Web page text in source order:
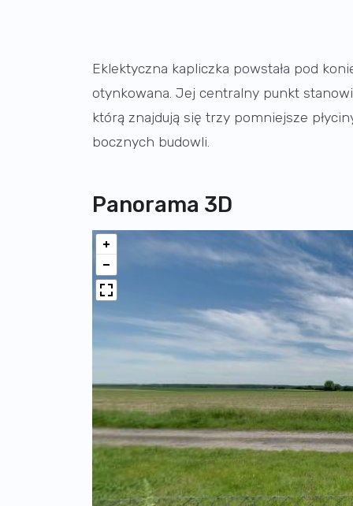
Eklektyczna kapliczka powstała pod
otynkowana. Jej centralny punkt
którą znajdują się trzy pomniejsze
bocznych budowli.
Panorama 3D